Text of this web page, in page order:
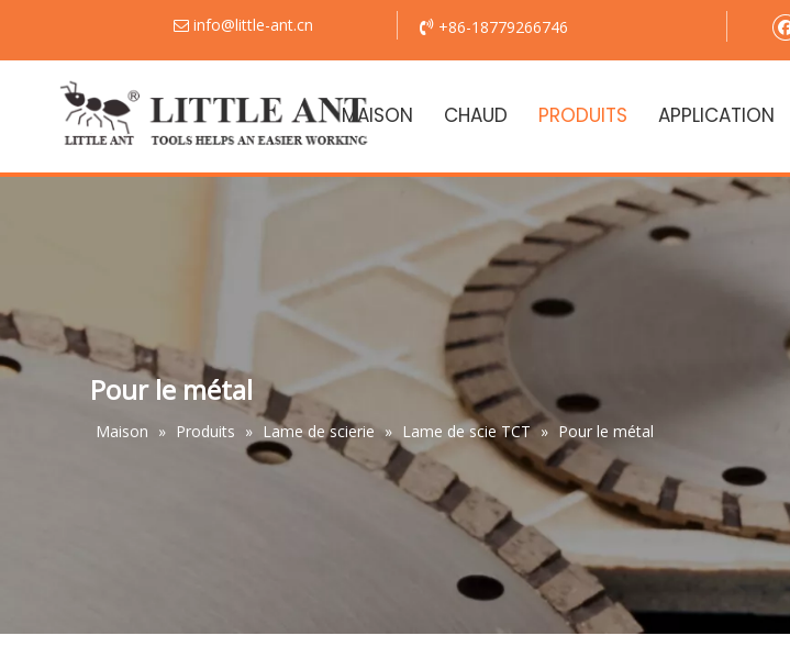
 info@little-ant.cn  +86-18779266746
MAISON CHAUD PRODUITS APPLICATION
Pour le métal
Maison » Produits » Lame de scierie » Lame de scie TCT » Pour le métal